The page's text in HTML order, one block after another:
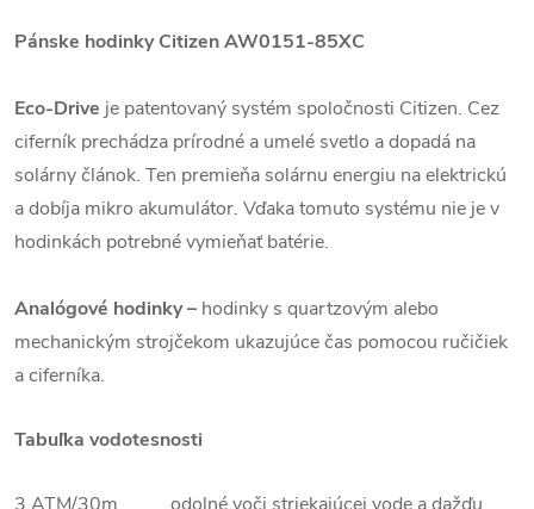
Pánske hodinky CitizenAW0151-85XC
Eco-Drive je patentovaný systém spoločnosti Citizen. Cez
ciferník prechádza prírodné a umelé svetlo a dopadá na
solárny článok. Ten premieňa solárnu energiu na elektrickú
a dobíja mikro akumulátor. Vďaka tomuto systému nie je v
hodinkách potrebné vymieňať batérie.
Analógové hodinky – hodinky s quartzovým alebo
mechanickým strojčekom ukazujúce čas pomocou ručičiek
a ciferníka.
Tabuľka vodotesnosti